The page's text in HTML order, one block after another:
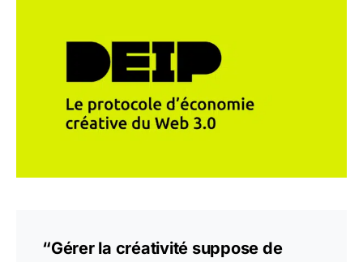
“Gérer la créativité suppose de